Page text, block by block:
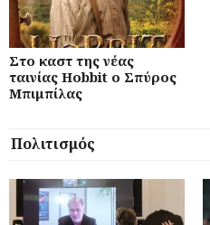
Στο καστ της νέας
ταινίας Hobbit ο Σπύρος
Μπιμπίλας
Πολιτισμός